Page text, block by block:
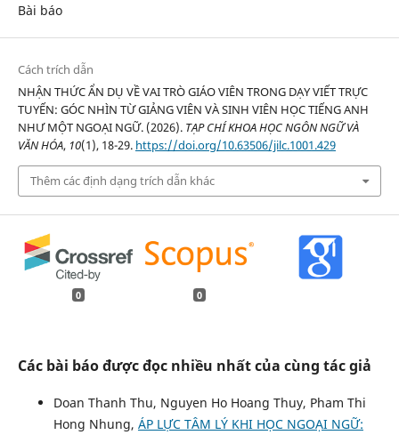
Bài báo
Cách trích dẫn
NHẬN THỨC ẨN DỤ VỀ VAI TRÒ GIÁO VIÊN TRONG DẠY VIẾT TRỰC
TUYẾN: GÓC NHÌN TỪ GIẢNG VIÊN VÀ SINH VIÊN HỌC TIẾNG ANH
NHƯ MỘT NGOẠI NGỮ. (2026). TẠP CHÍ KHOA HỌC NGÔN NGỮ VÀ
VĂN HÓA, 10(1), 18-29. https://doi.org/10.63506/jilc.1001.429
Thêm các định dạng trích dẫn khác
0 0
Các bài báo được đọc nhiều nhất của cùng tác giả
Doan Thanh Thu, Nguyen Ho Hoang Thuy, Pham Thi
Hong Nhung, ÁP LỰC TÂM LÝ KHI HỌC NGOẠI NGỮ: